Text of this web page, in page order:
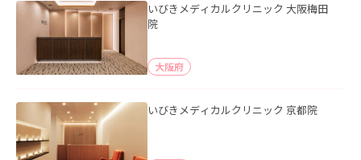
いびきメディカルクリニック 大阪梅田
院
大阪府
いびきメディカルクリニック 京都院